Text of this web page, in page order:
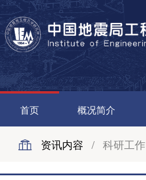
首页 概况简介
资讯内容 / 科研工作